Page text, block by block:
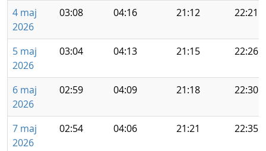
4 maj
2026
03:08 04:16 21:12 22:21
5 maj
2026
03:04 04:13 21:15 22:26
6 maj
2026
02:59 04:09 21:18 22:30
7 maj
2026
02:54 04:06 21:21 22:35